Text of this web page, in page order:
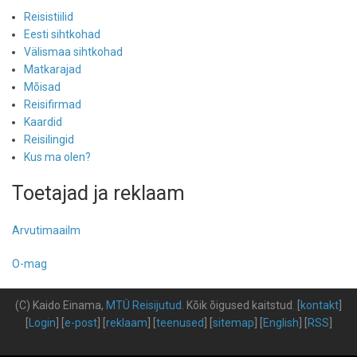
Reisistiilid
Eesti sihtkohad
Välismaa sihtkohad
Matkarajad
Mõisad
Reisifirmad
Kaardid
Reisilingid
Kus ma olen?
Toetajad ja reklaam
Arvutimaailm
O-mag
(C) Kaido Einama, MTÜ Reisijutud. Kõik õigused kaitstud. kontakt
Login e-post] [ reklaam teenused sitemap English RSS